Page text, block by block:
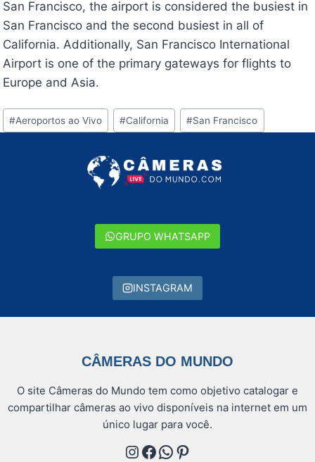
San Francisco, the airport is considered the busiest in
San Francisco and the second busiest in all of
California. Additionally, San Francisco International
Airport is one of the primary gateways for flights to
Europe and Asia.
Tags
do
#Aeroportos ao Vivo #California #San Francisco
GRUPO WHATSAPP
INSTAGRAM
CÂMERAS DO MUNDO
O site Câmeras do Mundo tem como objetivo catalogar e
compartilhar câmeras ao vivo disponíveis na internet em um
único lugar para você.
Instagram
Facebook
WhatsApp
Pinterest